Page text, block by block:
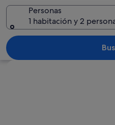
Personas
1 habitación y 2